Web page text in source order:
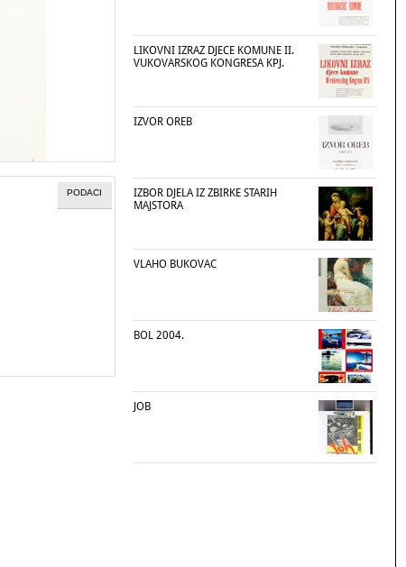
PODACI
LIKOVNI IZRAZ DJECE KOMUNE II.
VUKOVARSKOG KONGRESA KPJ.
IZVOR OREB
IZBOR DJELA IZ ZBIRKE STARIH
MAJSTORA
VLAHO BUKOVAC
BOL 2004.
JOB